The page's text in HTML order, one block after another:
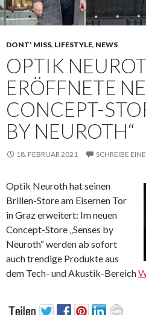
DONT' MISS, LIFESTYLE, NEWS
OPTIK
ERÖFFNETE
CONCEPT-
BY NEUROTH“
18. FEBRUAR 2021 SCHREIBE
Optik Neuroth hat seinen
Brillen-Store am Eisernen Tor
in Graz erweitert: Im neuen
Concept-Store „Senses by
Neuroth“ werden ab sofort
auch trendige Produkte aus
dem Tech- und Akustik-Bereich